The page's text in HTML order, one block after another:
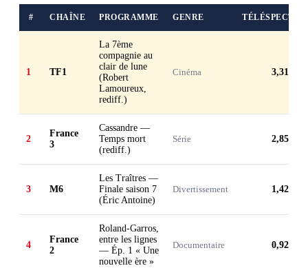
# CHAÎNE PROGRAMME GENRE
1 TF1
La 7ème
compagnie au
clair de lune
(Robert
Lamoureux,
rediff.)
Cinéma 3,31 M
2
France
3
Cassandre —
Temps mort
(rediff.)
Série 2,85 M
3 M6
Les Traîtres —
Finale saison 7
(Éric Antoine)
Divertissement 1,42 M
4
France
2
Roland-Garros,
entre les lignes
— Ép. 1 « Une
nouvelle ère »
Documentaire 0,92 M